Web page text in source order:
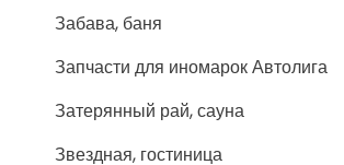
Забава, баня
Запчасти для иномарок Автолига
Затерянный рай, сауна
Звездная, гостиница